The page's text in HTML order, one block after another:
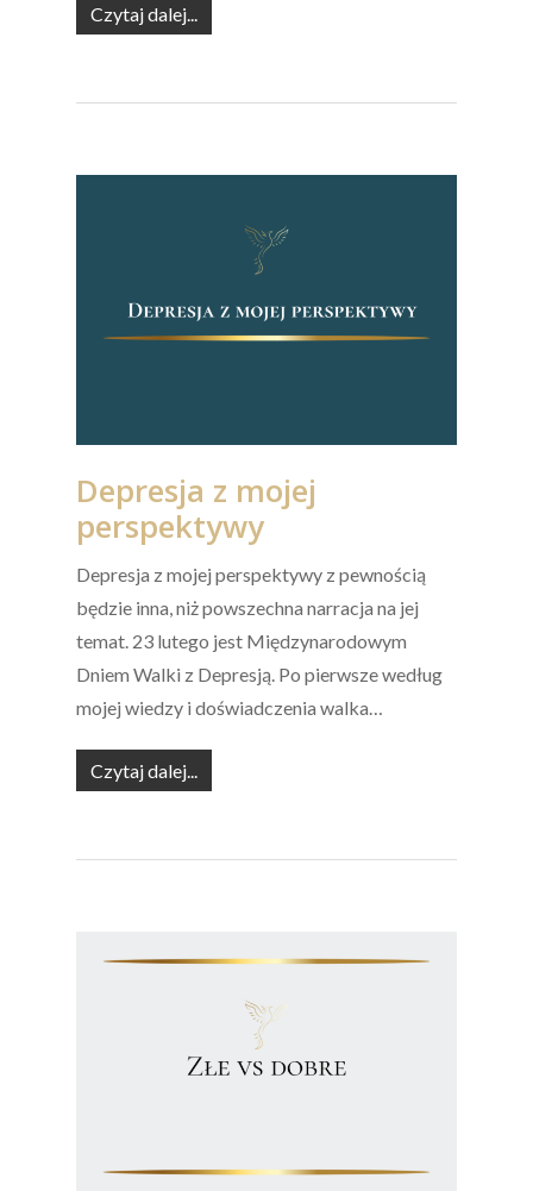
Czytaj dalej...
Depresja z mojej
perspektywy
Depresja z mojej perspektywy z pewnością
będzie inna, niż powszechna narracja na jej
temat. 23 lutego jest Międzynarodowym
Dniem Walki z Depresją. Po pierwsze według
mojej wiedzy i doświadczenia walka…
Czytaj dalej...